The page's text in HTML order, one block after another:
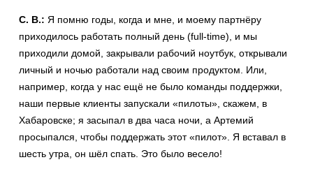
С. В.: Я помню годы, когда и мне, и моему партнёру
приходилось работать полный день (full-time), и мы
приходили домой, закрывали рабочий ноутбук, открывали
личный и ночью работали над своим продуктом. Или,
например, когда у нас ещё не было команды поддержки,
наши первые клиенты запускали «пилоты», скажем, в
Хабаровске; я засыпал в два часа ночи, а Артемий
просыпался, чтобы поддержать этот «пилот». Я вставал в
шесть утра, он шёл спать. Это было весело!